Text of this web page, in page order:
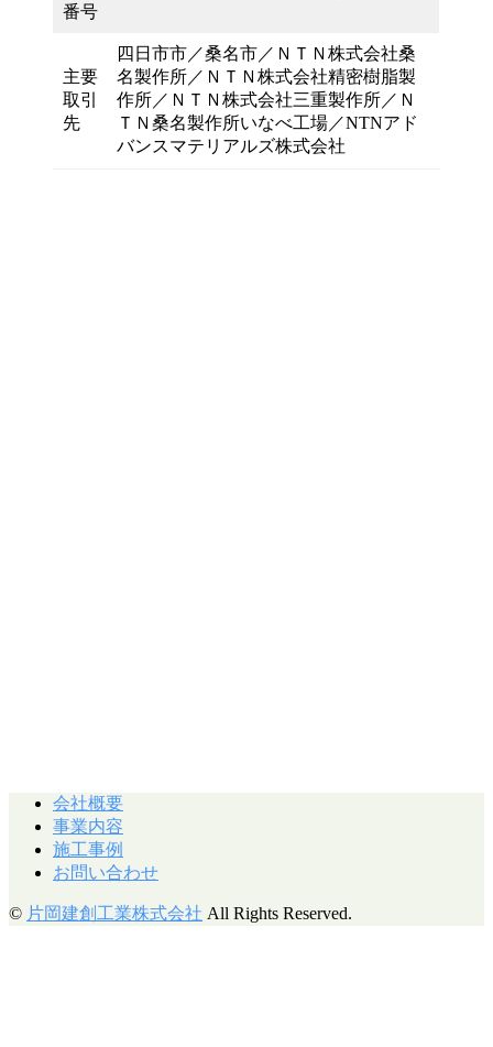
番号
主要
取引
先
四日市市／桑名市／ＮＴＮ株式会社桑
名製作所／ＮＴＮ株式会社精密樹脂製
作所／ＮＴＮ株式会社三重製作所／Ｎ
ＴＮ桑名製作所いなべ工場／NTNアド
バンスマテリアルズ株式会社
会社概要
事業内容
施工事例
お問い合わせ
© 片岡建創工業株式会社 All Rights Reserved.